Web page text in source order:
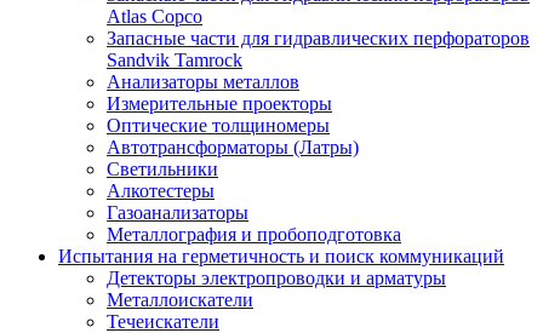
Atlas Copco
Запасные части для гидравлических перфораторов
Sandvik Tamrock
Анализаторы металлов
Измерительные проекторы
Оптические толщиномеры
Автотрансформаторы (Латры)
Светильники
Алкотестеры
Газоанализаторы
Металлография и пробоподготовка
Испытания на герметичность и поиск коммуникаций
Детекторы электропроводки и арматуры
Металлоискатели
Течеискатели